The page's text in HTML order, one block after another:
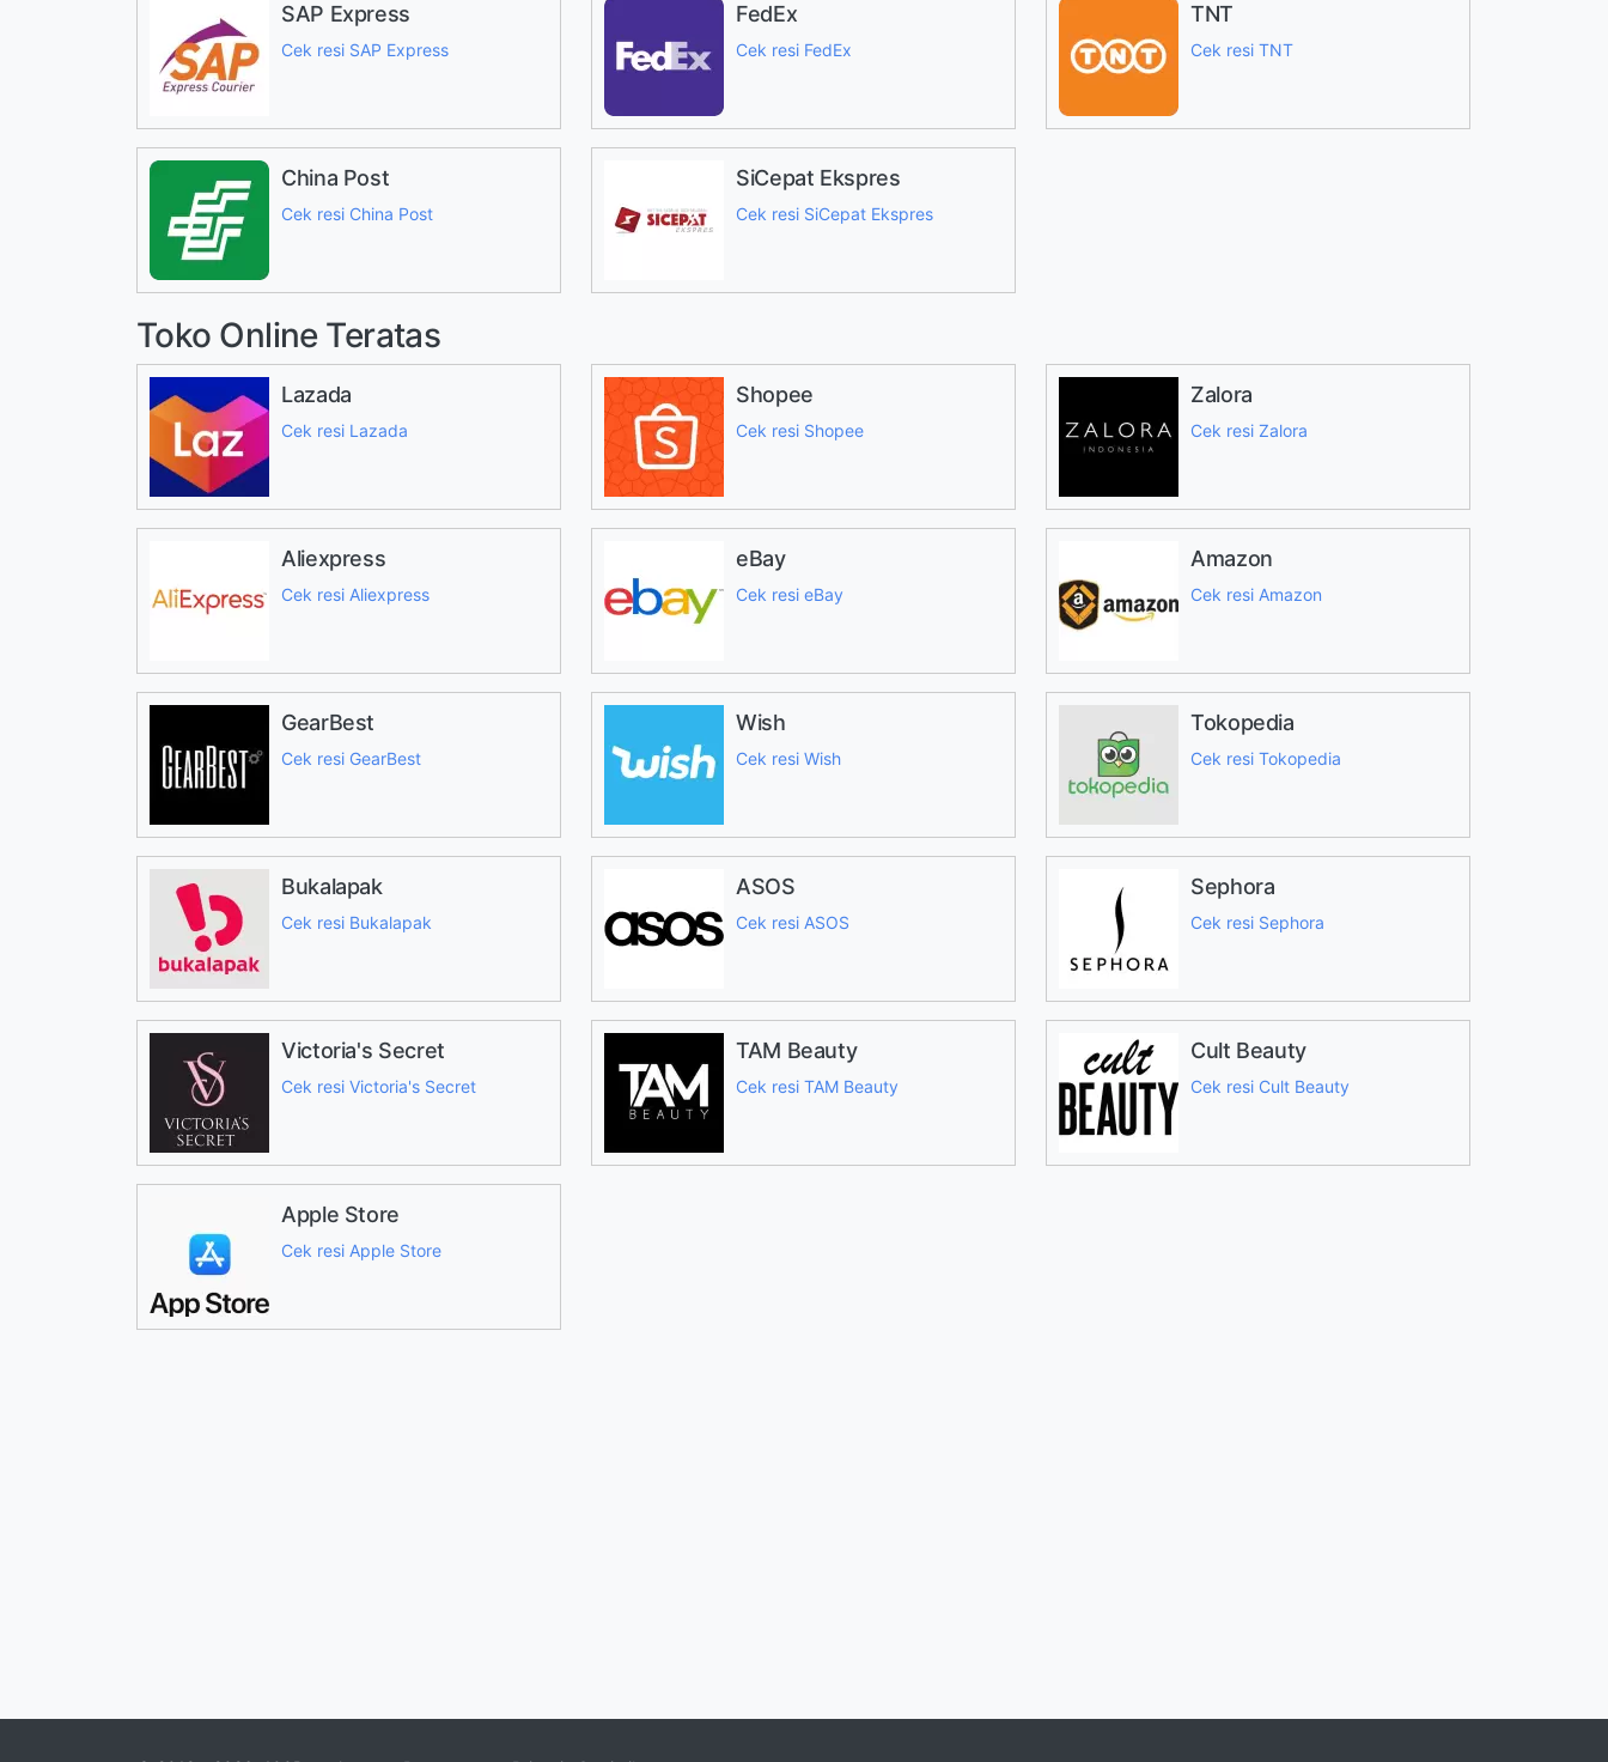
SAP Express
Cek resi SAP Express
FedEx
Cek resi FedEx
TNT
Cek resi TNT
China Post
Cek resi China Post
SiCepat Ekspres
Cek resi SiCepat Ekspres
Toko Online Teratas
Lazada
Cek resi Lazada
Shopee
Cek resi Shopee
Zalora
Cek resi Zalora
Aliexpress
Cek resi Aliexpress
eBay
Cek resi eBay
Amazon
Cek resi Amazon
GearBest
Cek resi GearBest
Wish
Cek resi Wish
Tokopedia
Cek resi Tokopedia
Bukalapak
Cek resi Bukalapak
ASOS
Cek resi ASOS
Sephora
Cek resi Sephora
Victoria's Secret
Cek resi Victoria's Secret
TAM Beauty
Cek resi TAM Beauty
Cult Beauty
Cek resi Cult Beauty
Apple Store
Cek resi Apple Store